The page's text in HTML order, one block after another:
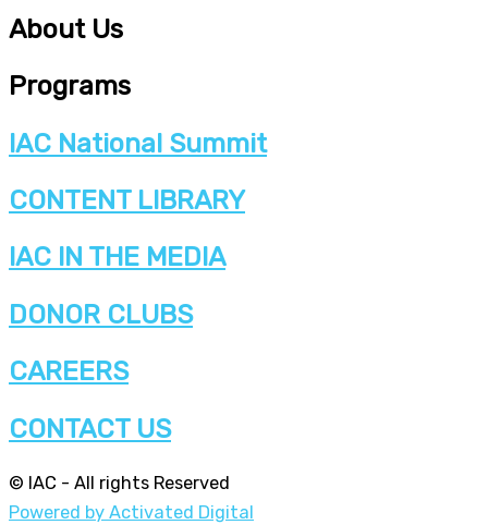
About Us
Programs
IAC National Summit
CONTENT LIBRARY
IAC IN THE MEDIA
DONOR CLUBS
CAREERS
CONTACT US
© IAC - All rights Reserved
Powered by Activated Digital